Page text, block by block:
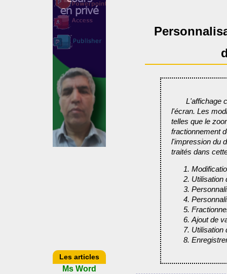
Les articles
Ms Word
L'affichage
l'écran. Les
telles que le
fractionnement
l'impression du
traités dans
Utilisation
Ajout de
Utilisation